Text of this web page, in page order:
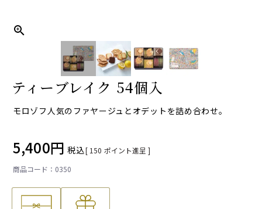
ティーブレイク 54個入
モロゾフ人気のファヤージュとオデットを詰め合わせ。
5,400 税込[ 150 ポイント進呈 ]
0350